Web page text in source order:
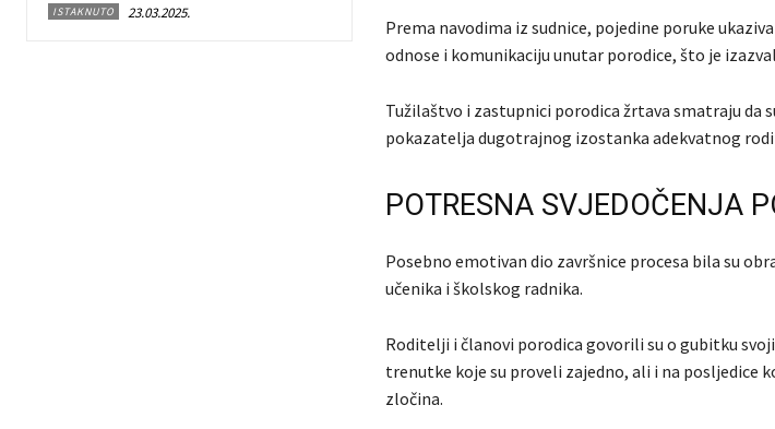
ISTAKNUTO 23.03.2025.
Prema navodima iz sudnice, pojedine poruke
odnose i komunikaciju unutar porodice, što je
Tužilaštvo i zastupnici porodica žrtava smatraju da
pokazatelja dugotrajnog izostanka adekvatnog
POTRESNA SVJEDOČENJA
Posebno emotivan dio završnice procesa bila su
učenika i školskog radnika.
Roditelji i članovi porodica govorili su o gubitku
trenutke koje su proveli zajedno, ali i na posljedice
zločina.